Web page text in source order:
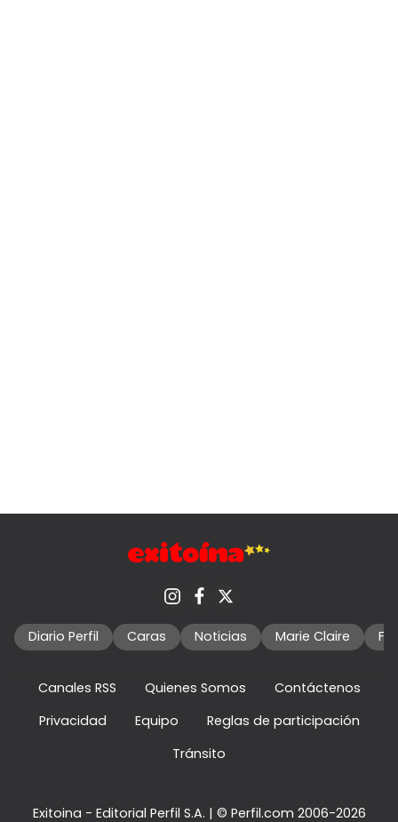
Diario Perfil Caras Noticias Marie Claire
Canales RSS Quienes Somos
Contáctenos
Privacidad
Equipo
Reglas de participación
Tránsito
Exitoina - Editorial Perfil S.A. | © Perfil.com 2006-2026